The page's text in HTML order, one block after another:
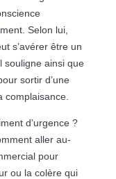
Selon lui,
s’avérer être un
souligne ainsi que
sortir d’une
complaisance.
d’urgence ?
aller au-
pour
ou la colère qui